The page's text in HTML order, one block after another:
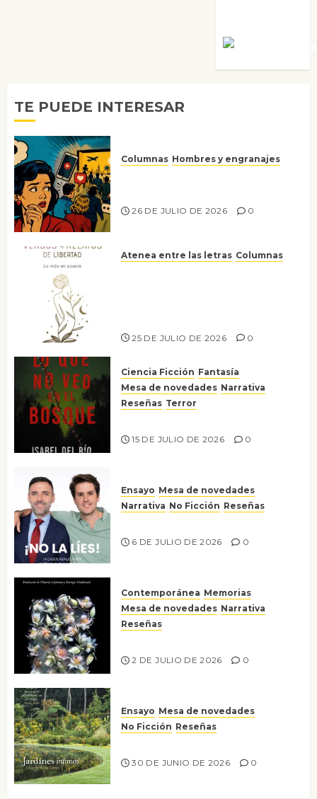
TE PUEDE INTERESAR
Columnas Hombres y engranajes
26 DE JULIO DE 2026 0
Atenea entre las letras Columnas
25 DE JULIO DE 2026 0
Ciencia Ficción Fantasía
Mesa de novedades Narrativa
Reseñas Terror
15 DE JULIO DE 2026 0
Ensayo Mesa de novedades
Narrativa No Ficción Reseñas
6 DE JULIO DE 2026 0
Contemporánea Memorias
Mesa de novedades Narrativa
Reseñas
2 DE JULIO DE 2026 0
Ensayo Mesa de novedades
No Ficción Reseñas
30 DE JUNIO DE 2026 0